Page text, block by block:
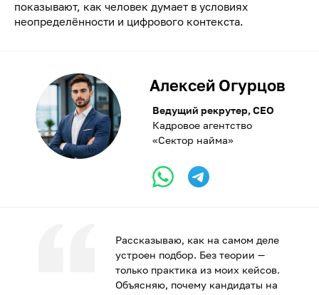
показывают, как человек думает в условиях
неопределённости и цифрового контекста.
Рассказываю, как на самом деле
устроен подбор. Без теории —
только практика из моих кейсов.
Объясняю, почему кандидаты на
Алексей Огурцов
Ведущий рекрутер, CEO
Кадровое агентство
«Сектор найма»